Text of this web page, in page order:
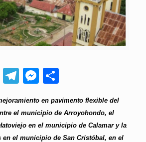
X Telegram
Messenger
en pavimento flexible del
el municipio de Arroyohondo, el
en el municipio de Calamar y la
en el municipio de San Cristóbal, en el